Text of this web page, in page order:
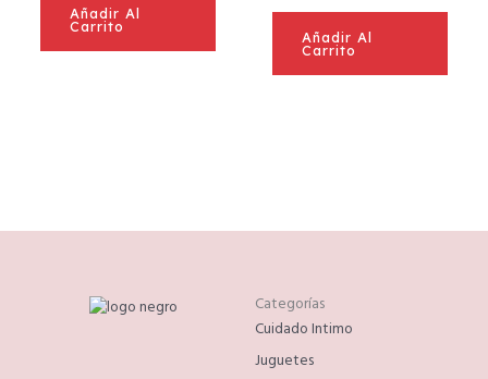
Añadir Al
Carrito
Añadir Al
Carrito
Categorías
Cuidado Intimo
Juguetes